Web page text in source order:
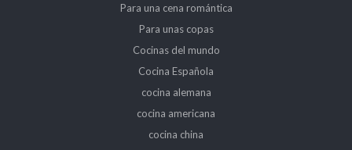
Para una cena romántica
Para unas copas
Cocinas del mundo
Cocina Española
cocina alemana
cocina americana
cocina china